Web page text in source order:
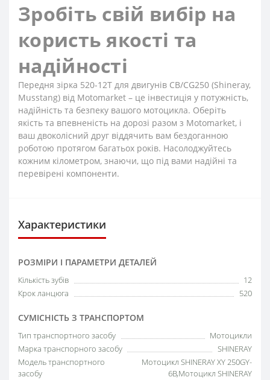
Зробіть свій вибір на
користь якості та
надійності
Передня зірка 520-12T для двигунів CB/CG250 (Shineray,
Musstang) від Motomarket – це інвестиція у потужність,
надійність та безпеку вашого мотоцикла. Оберіть
якість та впевненість на дорозі разом з Motomarket, і
ваш двоколісний друг віддячить вам бездоганною
роботою протягом багатьох років. Насолоджуйтесь
кожним кілометром, знаючи, що під вами надійні та
перевірені компоненти.
Характеристики
РОЗМІРИ І ПАРАМЕТРИ ДЕТАЛЕЙ
Кількість зубів
12
Крок ланцюга
520
СУМІСНІСТЬ З ТРАНСПОРТОМ
Тип транспортного засобу
Мотоцикли
Марка транспорного засобу
SHINERAY
Модель транспортного
засобу
Мотоцикл SHINERAY XY 250GY-
6B,Мотоцикл SHINERAY